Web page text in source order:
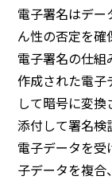
電子署名はデ
ん性の否定を確
電子署名の仕組
作成された電子
して暗号に変
添付して署名検
電子データを受
子データを複合